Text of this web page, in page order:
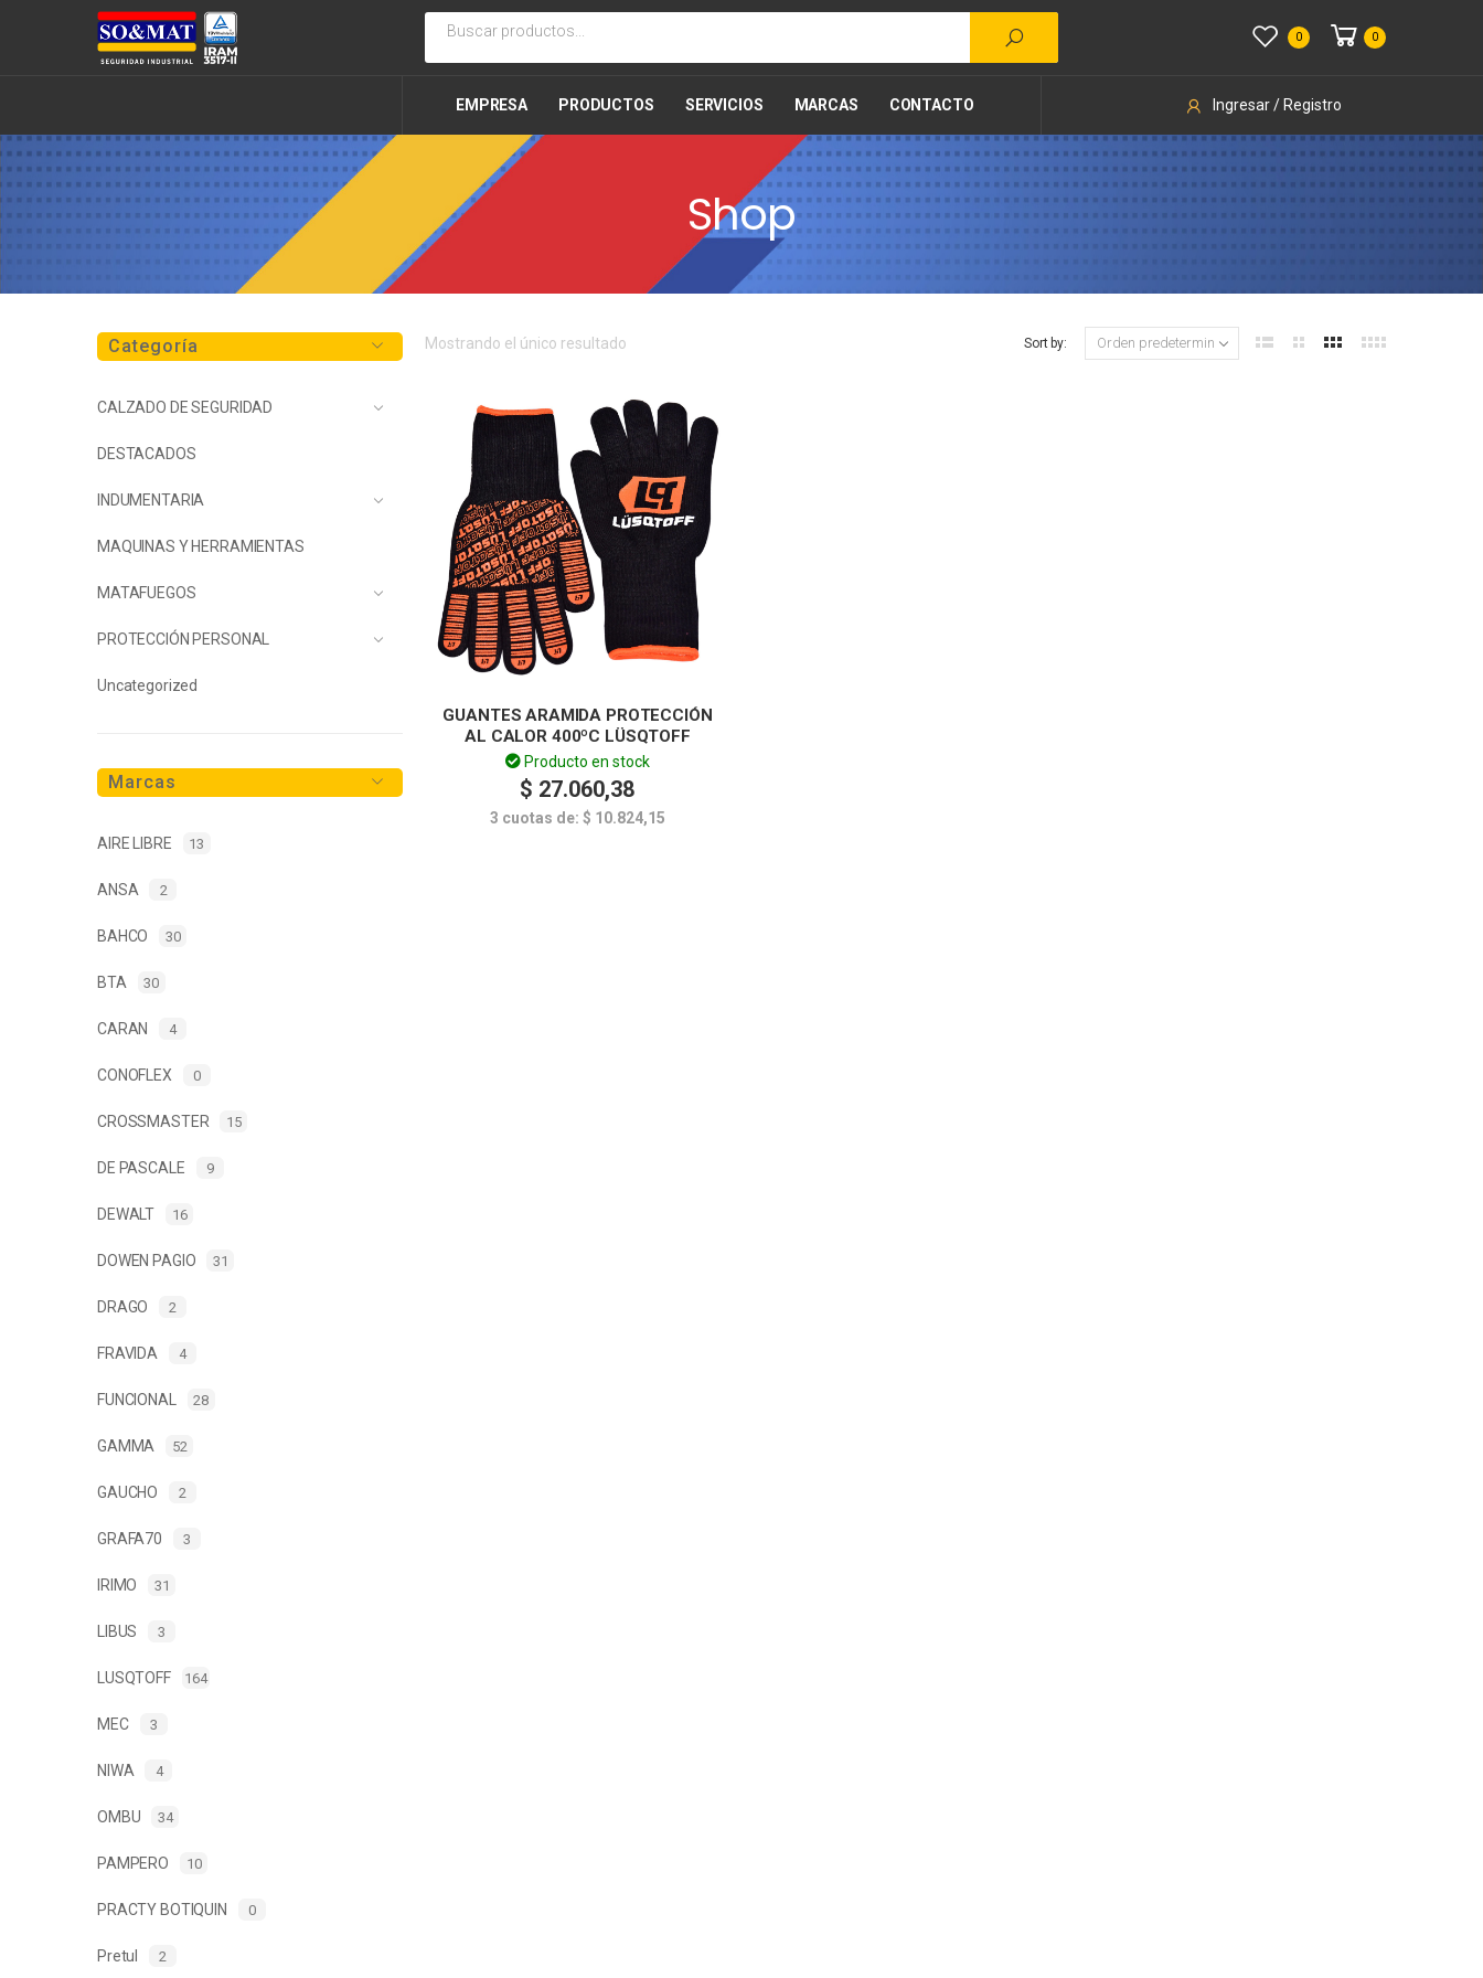
0 0
EMPRESA PRODUCTOS SERVICIOS MARCAS CONTACTO Ingresar / Registro
Shop
Categoría
CALZADO DE SEGURIDAD
DESTACADOS
INDUMENTARIA
MAQUINAS Y HERRAMIENTAS
MATAFUEGOS
PROTECCIÓN PERSONAL
Uncategorized
Marcas
AIRE LIBRE 13
ANSA 2
BAHCO 30
BTA 30
CARAN 4
CONOFLEX 0
CROSSMASTER 15
DE PASCALE 9
DEWALT 16
DOWEN PAGIO 31
DRAGO 2
FRAVIDA 4
FUNCIONAL 28
GAMMA 52
GAUCHO 2
GRAFA70 3
IRIMO 31
LIBUS 3
LUSQTOFF 164
MEC 3
NIWA 4
OMBU 34
PAMPERO 10
PRACTY BOTIQUIN 0
Pretul 2
Mostrando el único resultado Sort by:
GUANTES ARAMIDA PROTECCIÓN
AL CALOR 400ºC LÜSQTOFF
Producto en stock
$ 27.060,38
3 cuotas de: $ 10.824,15